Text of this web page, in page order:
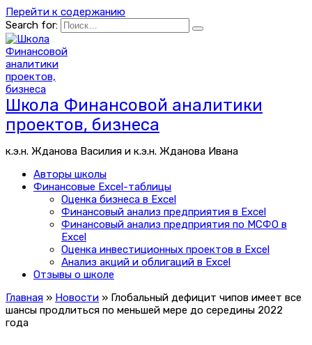
Перейти к содержанию
Search for:
Школа Финансовой аналитики
проектов, бизнеса
к.э.н. Жданова Василия и к.э.н. Жданова Ивана
Авторы школы
Финансовые Excel-таблицы
Оценка бизнеса в Excel
Финансовый анализ предприятия в Excel
Финансовый анализ предприятия по МСФО в
Excel
Оценка инвестиционных проектов в Excel
Анализ акций и облигаций в Excel
Отзывы о школе
Главная » Новости » Глобальный дефицит чипов имеет все
шансы продлиться по меньшей мере до середины 2022
года